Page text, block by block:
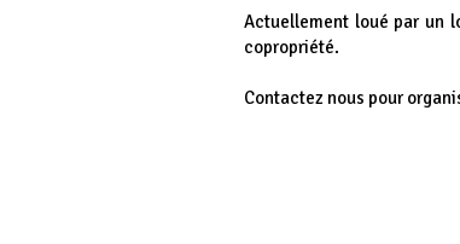
Actuellement loué par un
copropriété.
Contactez nous pour